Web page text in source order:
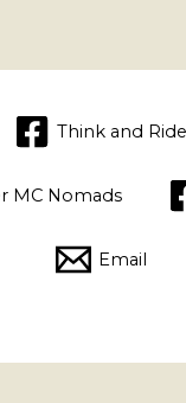
Think and Ride
MC Nomads
Email